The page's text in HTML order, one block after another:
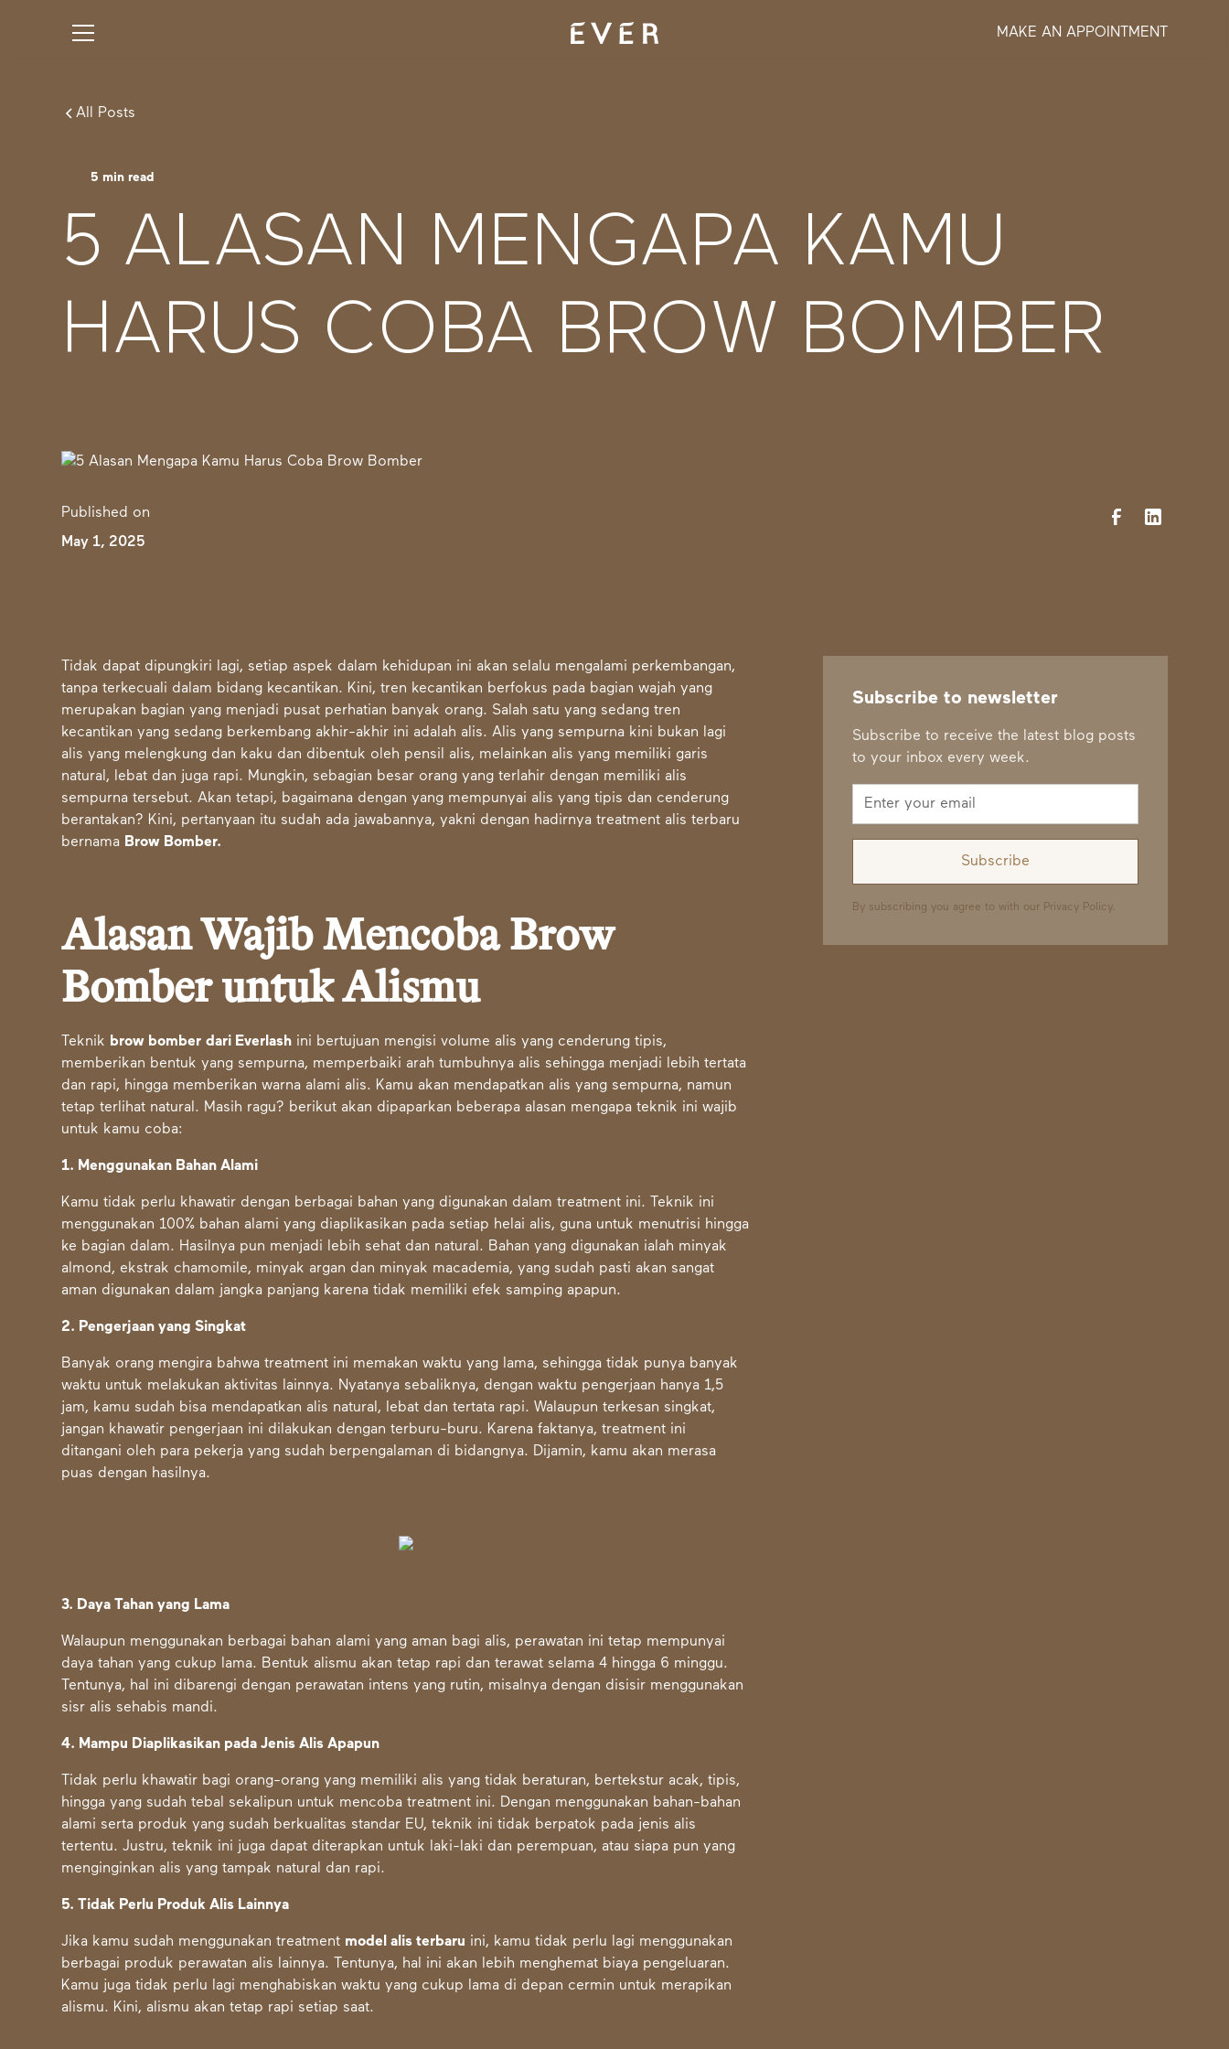
MAKE AN APPOINTMENT
All Posts
5 min read
5 ALASAN MENGAPA KAMU
HARUS COBA BROW BOMBER
Published on
May 1, 2025
Tidak dapat dipungkiri lagi, setiap aspek dalam kehidupan ini akan selalu mengalami perkembangan,
tanpa terkecuali dalam bidang kecantikan. Kini, tren kecantikan berfokus pada bagian wajah yang
merupakan bagian yang menjadi pusat perhatian banyak orang. Salah satu yang sedang tren
kecantikan yang sedang berkembang akhir-akhir ini adalah alis. Alis yang sempurna kini bukan lagi
alis yang melengkung dan kaku dan dibentuk oleh pensil alis, melainkan alis yang memiliki garis
natural, lebat dan juga rapi. Mungkin, sebagian besar orang yang terlahir dengan memiliki alis
sempurna tersebut. Akan tetapi, bagaimana dengan yang mempunyai alis yang tipis dan cenderung
berantakan? Kini, pertanyaan itu sudah ada jawabannya, yakni dengan hadirnya treatment alis terbaru
bernama Brow Bomber.
Alasan Wajib Mencoba Brow
Bomber untuk Alismu
Teknik brow bomber dari Everlash ini bertujuan mengisi volume alis yang cenderung tipis,
memberikan bentuk yang sempurna, memperbaiki arah tumbuhnya alis sehingga menjadi lebih tertata
dan rapi, hingga memberikan warna alami alis. Kamu akan mendapatkan alis yang sempurna, namun
tetap terlihat natural. Masih ragu? berikut akan dipaparkan beberapa alasan mengapa teknik ini wajib
untuk kamu coba:
1. Menggunakan Bahan Alami
Kamu tidak perlu khawatir dengan berbagai bahan yang digunakan dalam treatment ini. Teknik ini
menggunakan 100% bahan alami yang diaplikasikan pada setiap helai alis, guna untuk menutrisi hingga
ke bagian dalam. Hasilnya pun menjadi lebih sehat dan natural. Bahan yang digunakan ialah minyak
almond, ekstrak chamomile, minyak argan dan minyak macademia, yang sudah pasti akan sangat
aman digunakan dalam jangka panjang karena tidak memiliki efek samping apapun.
2. Pengerjaan yang Singkat
Banyak orang mengira bahwa treatment ini memakan waktu yang lama, sehingga tidak punya banyak
waktu untuk melakukan aktivitas lainnya. Nyatanya sebaliknya, dengan waktu pengerjaan hanya 1,5
jam, kamu sudah bisa mendapatkan alis natural, lebat dan tertata rapi. Walaupun terkesan singkat,
jangan khawatir pengerjaan ini dilakukan dengan terburu-buru. Karena faktanya, treatment ini
ditangani oleh para pekerja yang sudah berpengalaman di bidangnya. Dijamin, kamu akan merasa
puas dengan hasilnya.
3. Daya Tahan yang Lama
Walaupun menggunakan berbagai bahan alami yang aman bagi alis, perawatan ini tetap mempunyai
daya tahan yang cukup lama. Bentuk alismu akan tetap rapi dan terawat selama 4 hingga 6 minggu.
Tentunya, hal ini dibarengi dengan perawatan intens yang rutin, misalnya dengan disisir menggunakan
sisr alis sehabis mandi.
4. Mampu Diaplikasikan pada Jenis Alis Apapun
Tidak perlu khawatir bagi orang-orang yang memiliki alis yang tidak beraturan, bertekstur acak, tipis,
hingga yang sudah tebal sekalipun untuk mencoba treatment ini. Dengan menggunakan bahan-bahan
alami serta produk yang sudah berkualitas standar EU, teknik ini tidak berpatok pada jenis alis
tertentu. Justru, teknik ini juga dapat diterapkan untuk laki-laki dan perempuan, atau siapa pun yang
menginginkan alis yang tampak natural dan rapi.
5. Tidak Perlu Produk Alis Lainnya
Jika kamu sudah menggunakan treatment model alis terbaru ini, kamu tidak perlu lagi menggunakan
berbagai produk perawatan alis lainnya. Tentunya, hal ini akan lebih menghemat biaya pengeluaran.
Kamu juga tidak perlu lagi menghabiskan waktu yang cukup lama di depan cermin untuk merapikan
alismu. Kini, alismu akan tetap rapi setiap saat.
Subscribe to newsletter
Subscribe to receive the latest blog posts
to your inbox every week.
By subscribing you agree to with our Privacy Policy.